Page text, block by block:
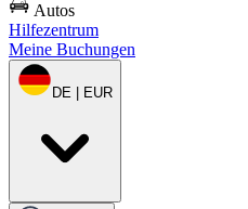
Autos
Hilfezentrum
Meine Buchungen
DE | EUR